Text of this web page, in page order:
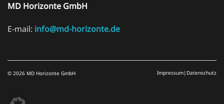
MD Horizonte GmbH
E-mail: info@md-horizonte.de
© 2026 MD Horizonte GmbH Impressum| Datenschutz